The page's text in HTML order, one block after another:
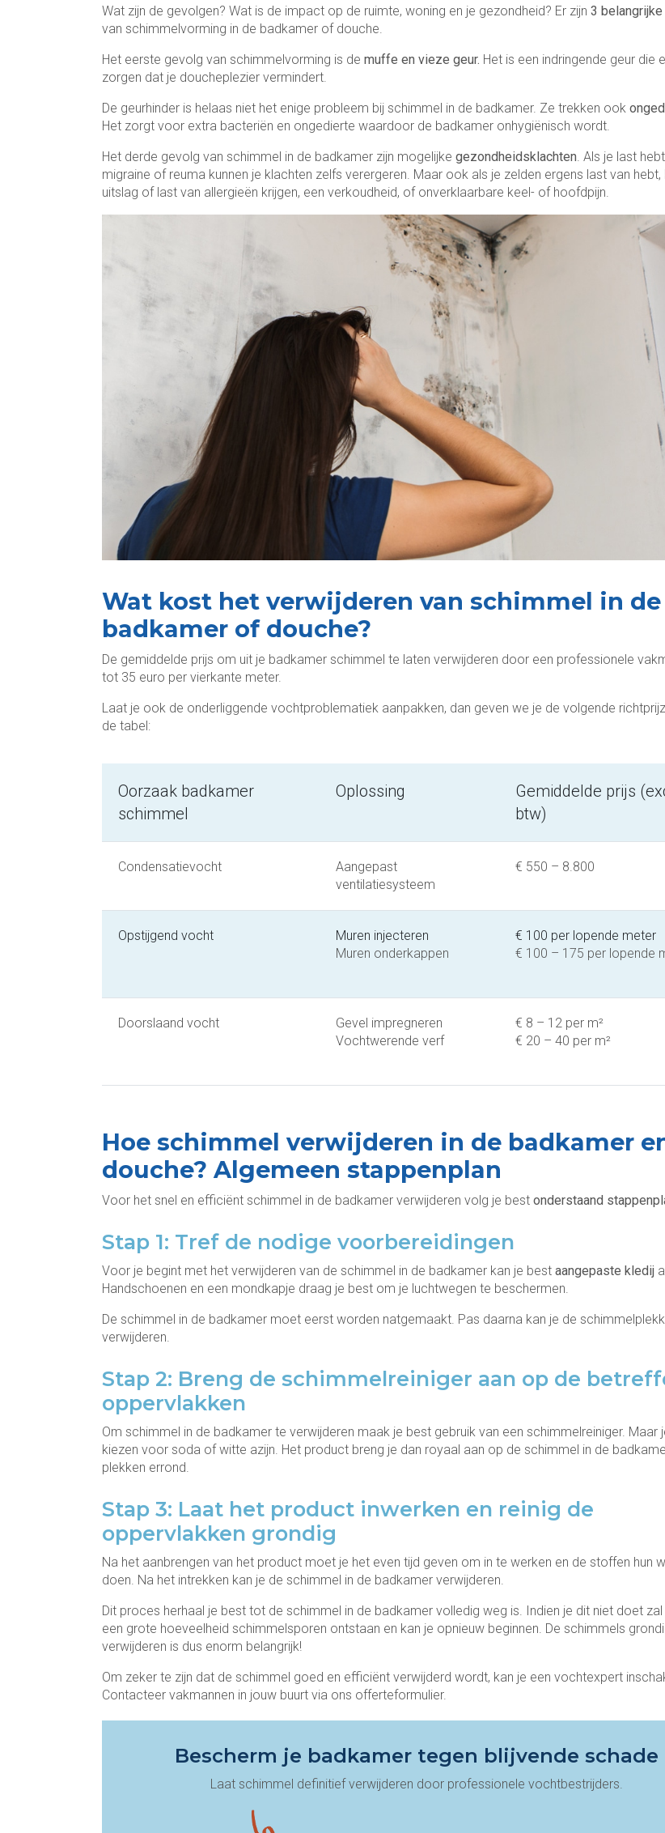
Wat zijn de gevolgen? Wat is de impact op de ruimte, woning en je gezondheid? Er zijn 3
van schimmelvorming in de badkamer of douche.
Het eerste gevolg van schimmelvorming is de muffe en vieze geur. Het is een indringende geur die
zorgen dat je doucheplezier vermindert.
De geurhinder is helaas niet het enige probleem bij schimmel in de badkamer. Ze trekken ook
Het zorgt voor extra bacteriën en ongedierte waardoor de badkamer onhygiënisch wordt.
Het derde gevolg van schimmel in de badkamer zijn mogelijke gezondheidsklachten. Als je last
migraine of reuma kunnen je klachten zelfs verergeren. Maar ook als je zelden ergens last van hebt,
uitslag of last van allergieën krijgen, een verkoudheid, of onverklaarbare keel- of hoofdpijn.
Wat kost het verwijderen van schimmel in de
badkamer of douche?
De gemiddelde prijs om uit je badkamer schimmel te laten verwijderen door een professionele
tot 35 euro per vierkante meter.
Laat je ook de onderliggende vochtproblematiek aanpakken, dan geven we je de volgende
de tabel:
Oorzaak badkamer
schimmel
Oplossing
Gemiddelde prijs
btw)
Condensatievocht
Aangepast
ventilatiesysteem
€ 550 – 8.800
Opstijgend vocht
Muren injecteren
Muren onderkappen
€ 100 per lopende meter
€ 100 – 175 per lopende
Doorslaand vocht
Gevel impregneren
Vochtwerende verf
€ 8 – 12 per m²
€ 20 – 40 per m²
Hoe schimmel verwijderen in de badkamer
douche? Algemeen stappenplan
Voor het snel en efficiënt schimmel in de badkamer verwijderen volg je best onderstaand
Stap 1: Tref de nodige voorbereidingen
Voor je begint met het verwijderen van de schimmel in de badkamer kan je best aangepaste kledij
Handschoenen en een mondkapje draag je best om je luchtwegen te beschermen.
De schimmel in de badkamer moet eerst worden natgemaakt. Pas daarna kan je de
verwijderen.
Stap 2: Breng de schimmelreiniger aan op de
oppervlakken
Om schimmel in de badkamer te verwijderen maak je best gebruik van een schimmelreiniger. Maar
kiezen voor soda of witte azijn. Het product breng je dan royaal aan op de schimmel in de
plekken errond.
Stap 3: Laat het product inwerken en reinig de
oppervlakken grondig
Na het aanbrengen van het product moet je het even tijd geven om in te werken en de stoffen hun
doen. Na het intrekken kan je de schimmel in de badkamer verwijderen.
Dit proces herhaal je best tot de schimmel in de badkamer volledig weg is. Indien je dit niet doet zal
een grote hoeveelheid schimmelsporen ontstaan en kan je opnieuw beginnen. De schimmels
verwijderen is dus enorm belangrijk!
Om zeker te zijn dat de schimmel goed en efficiënt verwijderd wordt, kan je een vochtexpert
Contacteer vakmannen in jouw buurt via ons offerteformulier.
Bescherm je badkamer tegen blijvende schade
Laat schimmel definitief verwijderen door professionele vochtbestrijders.